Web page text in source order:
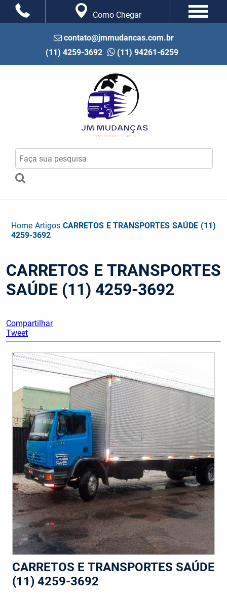
Como Chegar
contato@jmmudancas.com.br
(11) 4259-3692
(11) 94261-6259
Home Artigos CARRETOS E TRANSPORTES SAÚDE (11)
4259-3692
CARRETOS E TRANSPORTES
SAÚDE (11) 4259-3692
Compartilhar
Tweet
CARRETOS E TRANSPORTES SAÚDE
(11) 4259-3692